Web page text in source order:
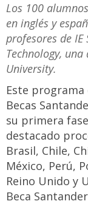
Los 100
en inglés y
profesores de IE
Technology,
University.
Este
Becas
su primera
destacado
Brasil, Chile,
México, Perú,
Reino Unido y
Beca